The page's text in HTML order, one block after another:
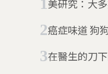
美研究：大
癌症味道 狗
在醫生的刀